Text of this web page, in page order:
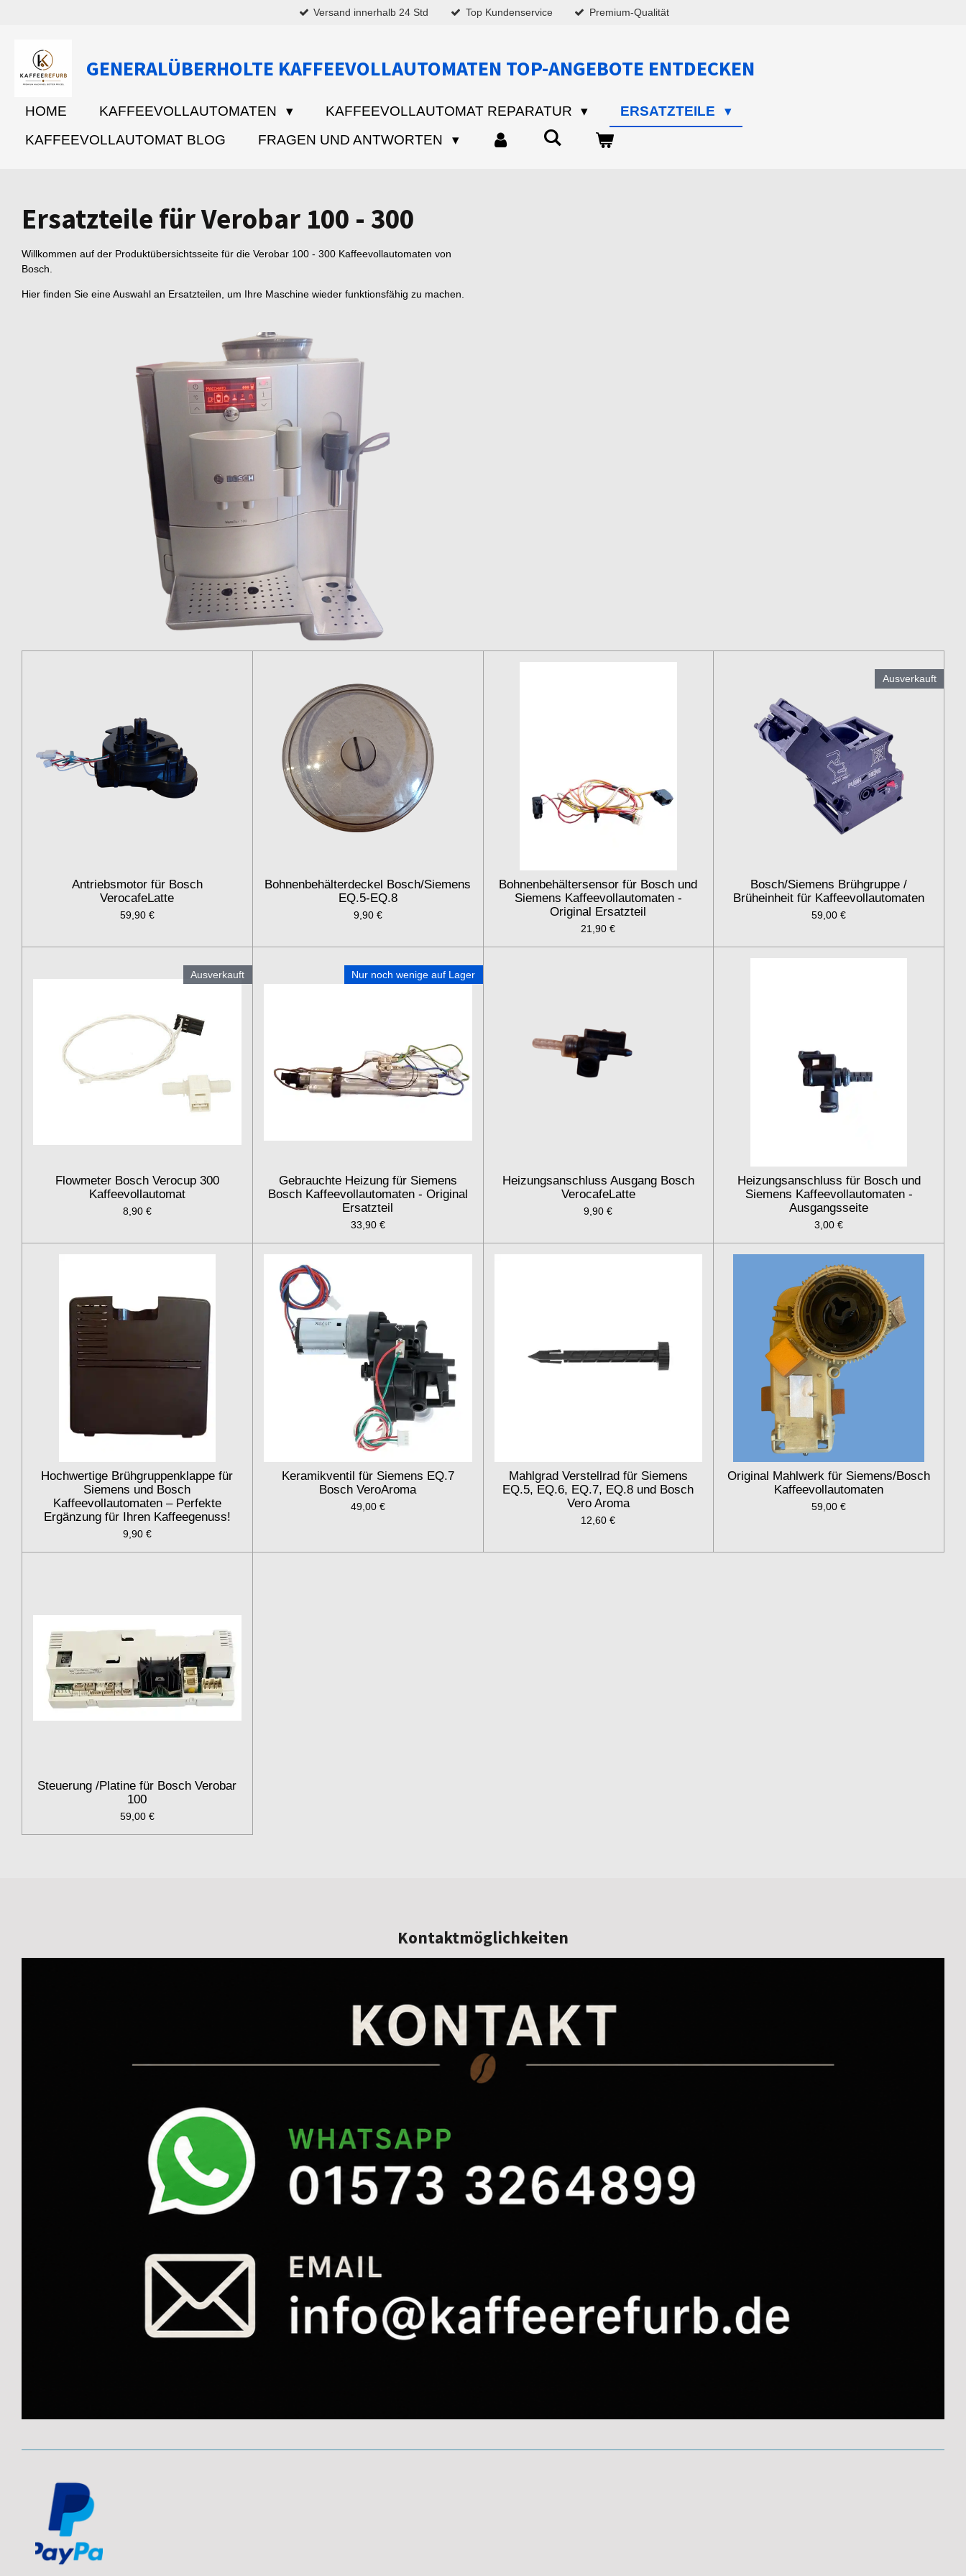
Versand innerhalb 24 Std Top Kundenservice Premium-Qualität
GENERALÜBERHOLTE KAFFEEVOLLAUTOMATEN TOP-ANGEBOTE ENTDECKEN
HOME KAFFEEVOLLAUTOMATEN KAFFEEVOLLAUTOMAT REPARATUR
ERSATZTEILE
KAFFEEVOLLAUTOMAT BLOG
FRAGEN UND ANTWORTEN
Ersatzteile für Verobar 100 - 300
Willkommen auf der Produktübersichtsseite für die Verobar 100 - 300 Kaffeevollautomaten von
Bosch.
Hier finden Sie eine Auswahl an Ersatzteilen, um Ihre Maschine wieder funktionsfähig zu machen.
Antriebsmotor für Bosch
VerocafeLatte
59,90 €
Bohnenbehälterdeckel Bosch/Siemens
EQ.5-EQ.8
9,90 €
Bohnenbehältersensor für Bosch und
Siemens Kaffeevollautomaten -
Original Ersatzteil
21,90 €
Ausverkauft
Bosch/Siemens Brühgruppe /
Brüheinheit für Kaffeevollautomaten
59,00 €
Ausverkauft
Flowmeter Bosch Verocup 300
Kaffeevollautomat
8,90 €
Nur noch wenige auf Lager
Gebrauchte Heizung für Siemens
Bosch Kaffeevollautomaten - Original
Ersatzteil
33,90 €
Heizungsanschluss Ausgang Bosch
VerocafeLatte
9,90 €
Heizungsanschluss für Bosch und
Siemens Kaffeevollautomaten -
Ausgangsseite
3,00 €
Hochwertige Brühgruppenklappe für
Siemens und Bosch
Kaffeevollautomaten – Perfekte
Ergänzung für Ihren Kaffeegenuss!
9,90 €
Keramikventil für Siemens EQ.7
Bosch VeroAroma
49,00 €
Mahlgrad Verstellrad für Siemens
EQ.5, EQ.6, EQ.7, EQ.8 und Bosch
Vero Aroma
12,60 €
Original Mahlwerk für Siemens/Bosch
Kaffeevollautomaten
59,00 €
Steuerung /Platine für Bosch Verobar
100
59,00 €
Kontaktmöglichkeiten